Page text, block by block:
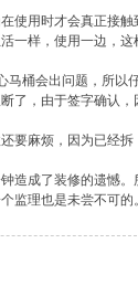
使用时才会真正接触
一样，使用一边，这
马桶会出问题，所以
了，由于签字确认，
要麻烦，因为已经拆
造成了装修的遗憾。
监理也是未尝不可的。